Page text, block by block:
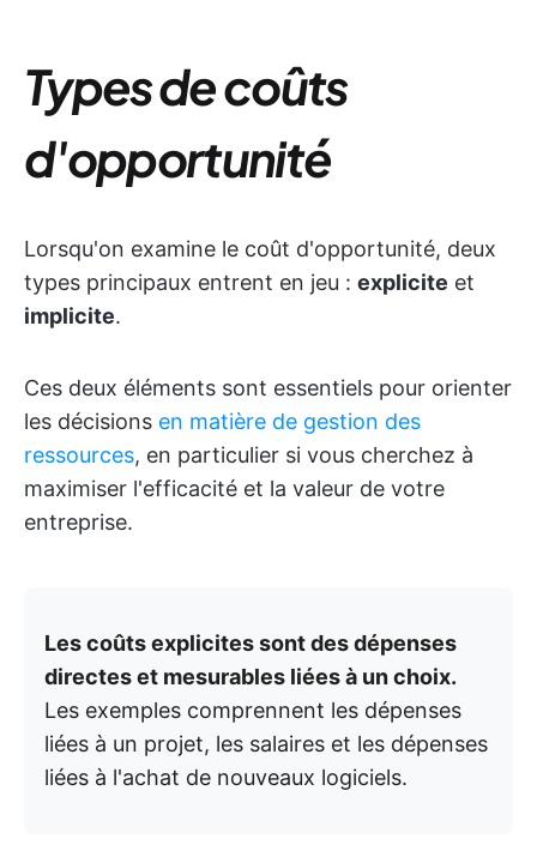
Types de coûts
d'opportunité
Lorsqu'on examine le coût d'opportunité, deux
types principaux entrent en jeu : explicite et
implicite.
Ces deux éléments sont essentiels pour orienter
les décisions en matière de gestion des
ressources, en particulier si vous cherchez à
maximiser l'efficacité et la valeur de votre
entreprise.
Les coûts explicites sont des dépenses
directes et mesurables liées à un choix.
Les exemples comprennent les dépenses
liées à un projet, les salaires et les dépenses
liées à l'achat de nouveaux logiciels.